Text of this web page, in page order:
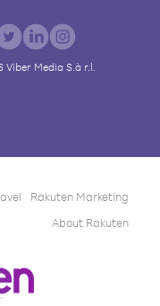
Viber Media S.à r.l.
Rakuten Marketing
About Rakuten